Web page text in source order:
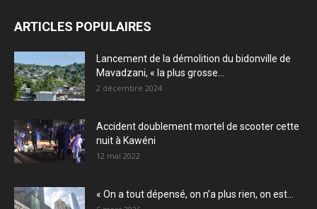
ARTICLES POPULAIRES
Lancement de la démolition du bidonville de
Mavadzani, « la plus grosse...
2 décembre 2024
Accident doublement mortel de scooter cette
nuit à Kawéni
12 mai 2022
« On a tout dépensé, on n’a plus rien, on est...